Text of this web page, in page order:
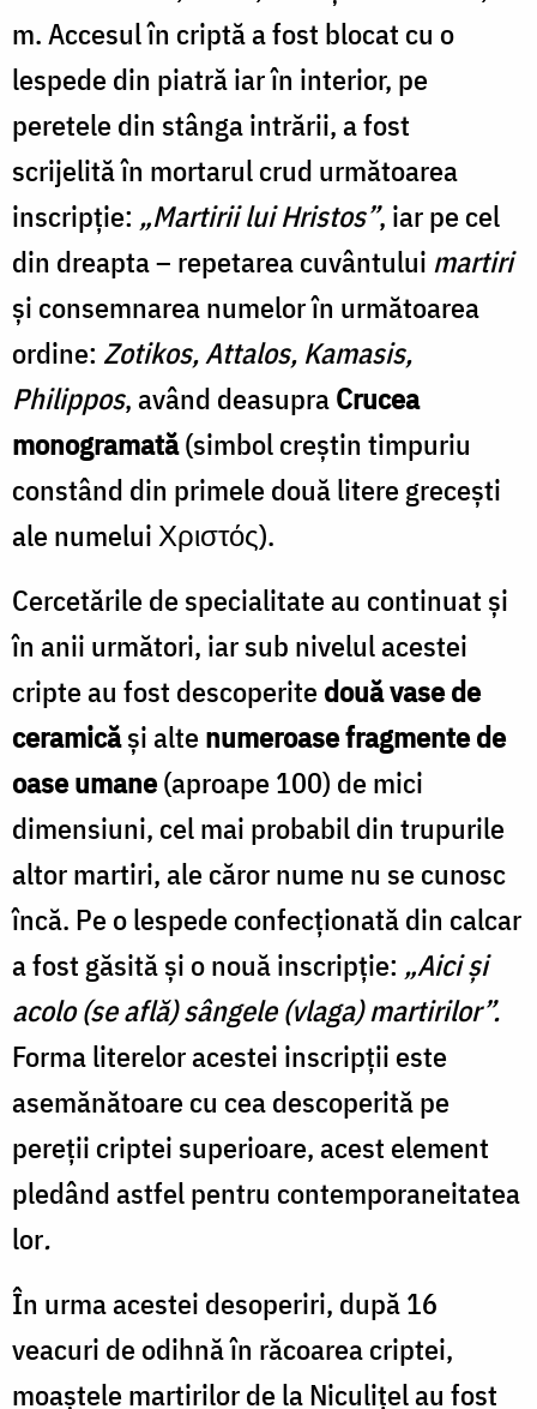
m. Accesul în criptă a fost blocat cu o
lespede din piatră iar în interior, pe
peretele din stânga intrării, a fost
scrijelită în mortarul crud următoarea
inscripţie: „Martirii lui Hristos”, iar pe cel
din dreapta – repetarea cuvântului martiri
și consemnarea numelor în următoarea
ordine: Zotikos, Attalos, Kamasis,
Philippos, având deasupraCrucea
monogramată(simbol creștin timpuriu
constând din primele două litere grecești
ale numelui Χριστός).
Cercetările de specialitate au continuat și
în anii următori, iar sub nivelul acestei
cripte au fost descoperitedouă vase de
ceramicăși altenumeroase fragmente de
oase umane(aproape 100) de mici
dimensiuni, cel mai probabil din trupurile
altor martiri, ale căror nume nu se cunosc
încă. Pe o lespede confecționată din calcar
a fost găsită și o nouă inscripție: „Aici și
acolo (se află) sângele (vlaga) martirilor”.
Forma literelor acestei inscripţii este
asemănătoare cu cea descoperită pe
pereţii criptei superioare, acest element
pledând astfel pentru contemporaneitatea
lor.
În urma acestei desoperiri, după 16
veacuri de odihnă în răcoarea criptei,
moaştele martirilor de la Niculiţel au fost